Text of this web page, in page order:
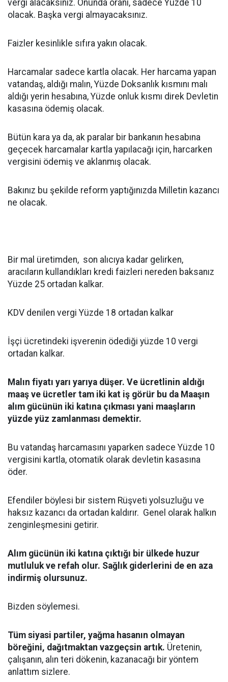
vergi alacaksınız. Onunda oranı, sadece Yüzde 10
olacak. Başka vergi almayacaksınız.
Faizler kesinlikle sıfıra yakın olacak.
Harcamalar sadece kartla olacak. Her harcama yapan
vatandaş, aldığı malın, Yüzde Doksanlık kısmını malı
aldığı yerin hesabına, Yüzde onluk kısmı direk Devletin
kasasına ödemiş olacak.
Bütün kara ya da, ak paralar bir bankanın hesabına
geçecek harcamalar kartla yapılacağı için, harcarken
vergisini ödemiş ve aklanmış olacak.
Bakınız bu şekilde reform yaptığınızda Milletin kazancı
ne olacak.
Bir mal üretimden, son alıcıya kadar gelirken,
aracıların kullandıkları kredi faizleri nereden baksanız
Yüzde 25 ortadan kalkar.
KDV denilen vergi Yüzde 18 ortadan kalkar
İşçi ücretindeki işverenin ödediği yüzde 10 vergi
ortadan kalkar.
Malın fiyatı yarı yarıya düşer. Ve ücretlinin aldığı
maaş ve ücretler tam iki kat iş görür bu da Maaşın
alım gücünün iki katına çıkması yani maaşların
yüzde yüz zamlanması demektir.
Bu vatandaş harcamasını yaparken sadece Yüzde 10
vergisini kartla, otomatik olarak devletin kasasına
öder.
Efendiler böylesi bir sistem Rüşveti yolsuzluğu ve
haksız kazancı da ortadan kaldırır. Genel olarak halkın
zenginleşmesini getirir.
Alım gücünün iki katına çıktığı bir ülkede huzur
mutluluk ve refah olur. Sağlık giderlerini de en aza
indirmiş olursunuz.
Bizden söylemesi.
Tüm siyasi partiler, yağma hasanın olmayan
böreğini, dağıtmaktan vazgeçsin artık. Üretenin,
çalışanın, alın teri dökenin, kazanacağı bir yöntem
anlattım sizlere.